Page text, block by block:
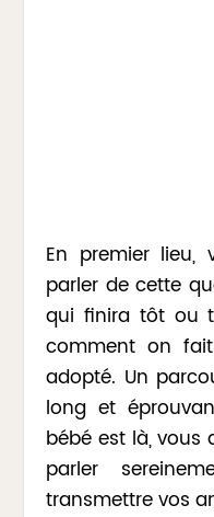
En premier lieu,
parler de cette
qui finira tôt ou
comment on
adopté. Un
long et
bébé est là, vous
parler
transmettre vos